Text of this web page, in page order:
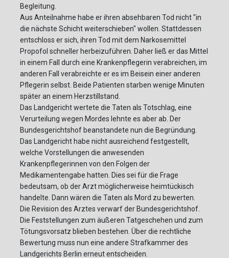
Begleitung.
Aus Anteilnahme habe er ihren absehbaren Tod nicht "in
die nächste Schicht weiterschieben" wollen. Stattdessen
entschloss er sich, ihren Tod mit dem Narkosemittel
Propofol schneller herbeizuführen. Daher ließ er das Mittel
in einem Fall durch eine Krankenpflegerin verabreichen, im
anderen Fall verabreichte er es im Beisein einer anderen
Pflegerin selbst. Beide Patienten starben wenige Minuten
später an einem Herzstillstand.
Das Landgericht wertete die Taten als Totschlag, eine
Verurteilung wegen Mordes lehnte es aber ab. Der
Bundesgerichtshof beanstandete nun die Begründung.
Das Landgericht habe nicht ausreichend festgestellt,
welche Vorstellungen die anwesenden
Krankenpflegerinnen von den Folgen der
Medikamentengabe hatten. Dies sei für die Frage
bedeutsam, ob der Arzt möglicherweise heimtückisch
handelte. Dann wären die Taten als Mord zu bewerten.
Die Revision des Arztes verwarf der Bundesgerichtshof.
Die Feststellungen zum äußeren Tatgeschehen und zum
Tötungsvorsatz blieben bestehen. Über die rechtliche
Bewertung muss nun eine andere Strafkammer des
Landgerichts Berlin erneut entscheiden.